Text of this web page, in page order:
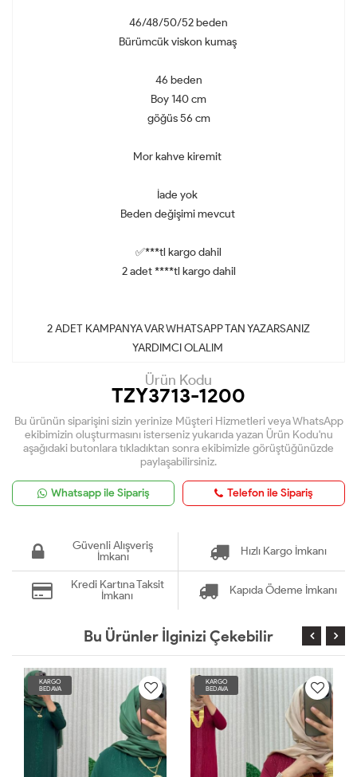
46/48/50/52 beden
Bürümcük viskon kumaş
46 beden
Boy 140 cm
göğüs 56 cm
Mor kahve kiremit
İade yok
Beden değişimi mevcut
✅***tl kargo dahil
2 adet ****tl kargo dahil
2 ADET KAMPANYA VAR WHATSAPP TAN YAZARSANIZ
YARDIMCI OLALIM
Ürün Kodu
TZY3713-1200
Bu ürünün siparişini sizin yerinize Müşteri Hizmetleri veya WhatsApp
ekibimizin oluşturmasını isterseniz yukarıda yazan Ürün Kodu'nu
aşağıdaki butonlara tıkladıktan sonra ekibimizle görüştüğünüzde
paylaşabilirsiniz.
Whatsapp ile Sipariş Telefon ile Sipariş
Güvenli Alışveriş
İmkanı
Hızlı Kargo İmkanı
Kredi Kartına Taksit
İmkanı
Kapıda Ödeme İmkanı
Bu Ürünler İlginizi Çekebilir
KARGO
BEDAVA
KARGO
BEDAVA